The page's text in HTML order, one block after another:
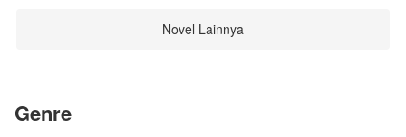
Novel Lainnya
Genre